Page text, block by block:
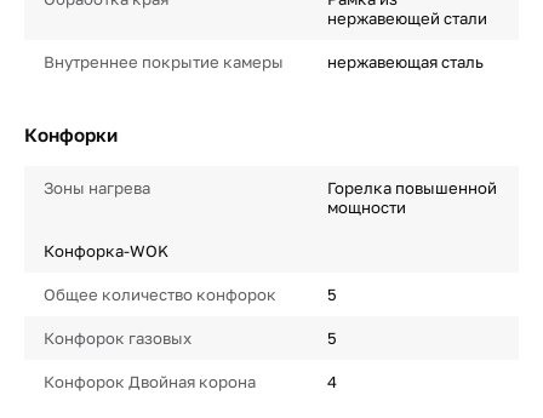
нержавеющей стали
Внутреннее покрытие камеры нержавеющая сталь
Конфорки
Зоны нагрева
Горелка повышенной
мощности
Конфорка-WOK
Общее количество конфорок 5
Конфорок газовых 5
Конфорок Двойная корона 4